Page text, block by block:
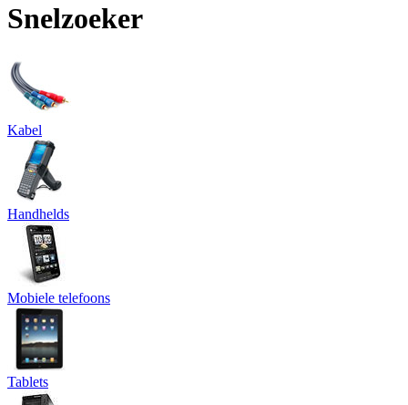
Snelzoeker
Kabel
Handhelds
Mobiele telefoons
Tablets